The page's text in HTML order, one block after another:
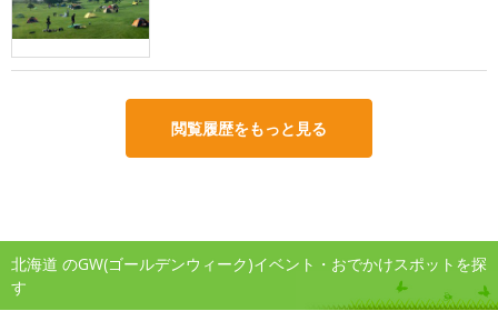
閲覧履歴をもっと見る
北海道 のGW(ゴールデンウィーク)イベント・おでかけスポットを探
す